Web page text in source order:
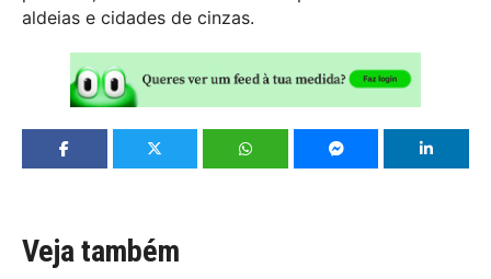
aldeias e cidades de cinzas.
Veja também